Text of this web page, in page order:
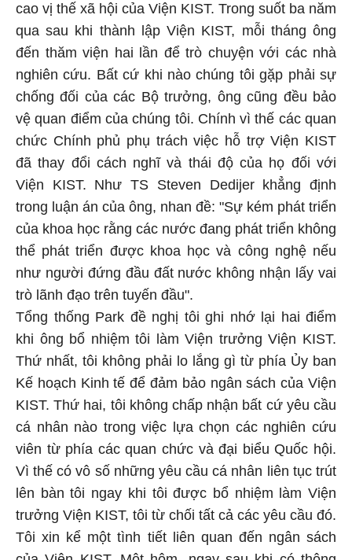
cao vị thế xã hội của Viện KIST. Trong suốt ba năm
qua sau khi thành lập Viện KIST, mỗi tháng ông
đến thăm viện hai lần để trò chuyện với các nhà
nghiên cứu. Bất cứ khi nào chúng tôi gặp phải sự
chống đối của các Bộ trưởng, ông cũng đều bảo
vệ quan điểm của chúng tôi. Chính vì thế các quan
chức Chính phủ phụ trách việc hỗ trợ Viện KIST
đã thay đổi cách nghĩ và thái độ của họ đối với
Viện KIST. Như TS Steven Dedijer khẳng định
trong luận án của ông, nhan đề: "Sự kém phát triển
của khoa học rằng các nước đang phát triển không
thể phát triển được khoa học và công nghệ nếu
như người đứng đầu đất nước không nhận lấy vai
trò lãnh đạo trên tuyến đầu".
Tổng thống Park đề nghị tôi ghi nhớ lại hai điểm
khi ông bổ nhiệm tôi làm Viện trưởng Viện KIST.
Thứ nhất, tôi không phải lo lắng gì từ phía Ủy ban
Kế hoạch Kinh tế để đảm bảo ngân sách của Viện
KIST. Thứ hai, tôi không chấp nhận bất cứ yêu cầu
cá nhân nào trong việc lựa chọn các nghiên cứu
viên từ phía các quan chức và đại biểu Quốc hội.
Vì thế có vô số những yêu cầu cá nhân liên tục trút
lên bàn tôi ngay khi tôi được bổ nhiệm làm Viện
trưởng Viện KIST, tôi từ chối tất cả các yêu cầu đó.
Tôi xin kể một tình tiết liên quan đến ngân sách